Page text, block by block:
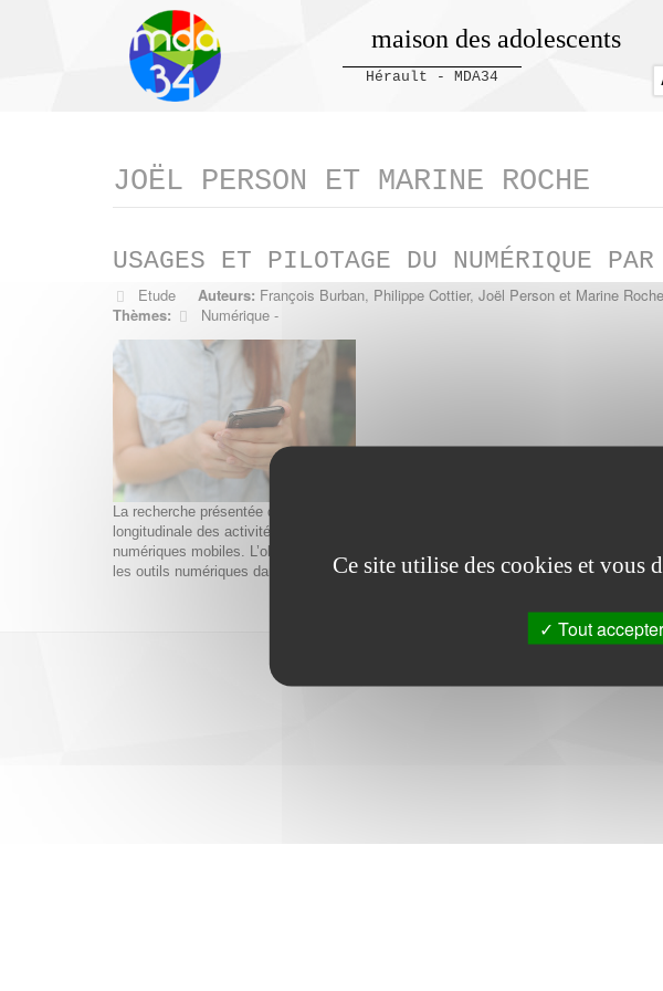
maison des adolescents
Hérault - MDA34
JOËL PERSON ET MARINE ROCHE
USAGES ET PILOTAGE DU NUMÉRIQUE
Etude Auteurs: François Burban, Philippe Cottier, Joël Person et Marine Roche
Thèmes:
Numérique
La recherche présentée dans cet article s’inscrit dans une évaluation menée par la
longitudinale des activités liées au numérique éducatif) et qui vise à évaluer le plan
numériques mobiles. L’objet de la recherche présentée concerne le pilotage de
les outils numériques dans leurs modes de communication.
Ce site utilise des cookies et vous
Tout accepter